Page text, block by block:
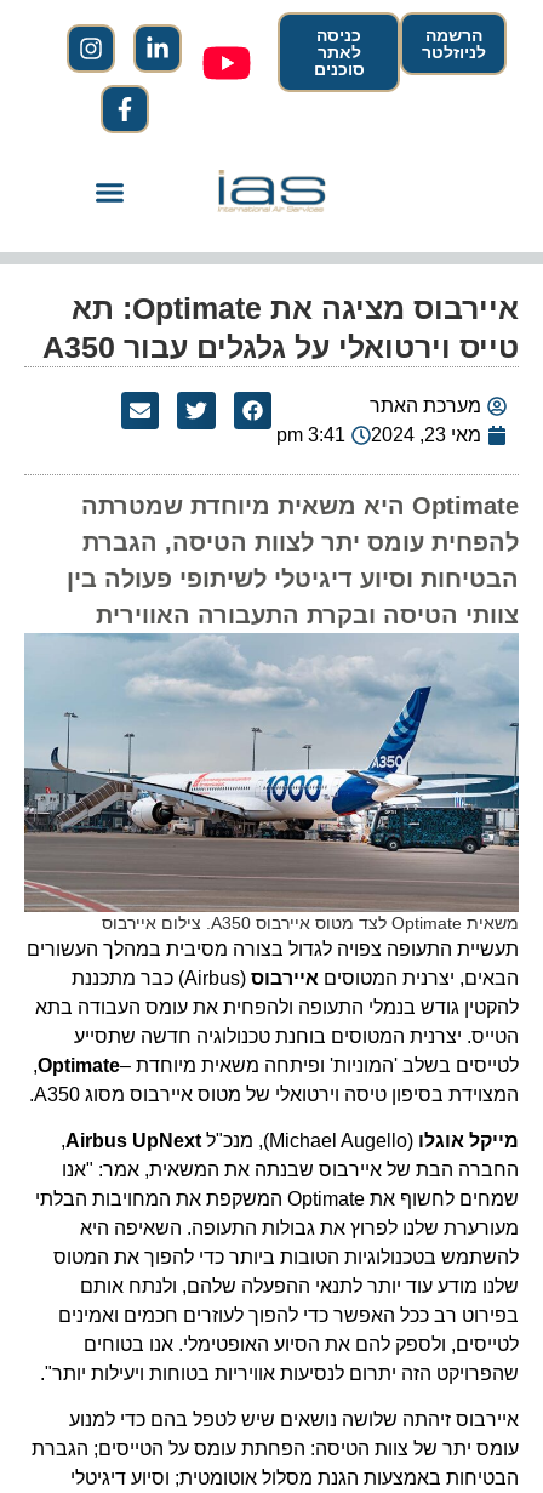
הרשמה
לניוזלטר
כניסה
לאתר
סוכנים
איירבוס מציגה את Optimate: תא
טייס וירטואלי על גלגלים עבור A350
מערכת האתר
מאי 23, 2024
3:41 pm
Optimate היא משאית מיוחדת שמטרתה
להפחית עומס יתר לצוות הטיסה, הגברת
הבטיחות וסיוע דיגיטלי לשיתופי פעולה בין
צוותי הטיסה ובקרת התעבורה האווירית
משאית Optimate לצד מטוס איירבוס A350. צילום איירבוס
תעשיית התעופה צפויה לגדול בצורה מסיבית במהלך העשורים
הבאים, יצרנית המטוסים איירבוס
(Airbus) כבר מתכננת
להקטין גודש בנמלי התעופה ולהפחית את עומס העבודה בתא
הטייס. יצרנית המטוסים בוחנת טכנולוגיה חדשה שתסייע
לטייסים בשלב 'המוניות' ופיתחה משאית מיוחדת –Optimate
,
המצוידת בסיפון טיסה וירטואלי של מטוס איירבוס מסוג A350.
מייקל אוגלו (Michael Augello), מנכ"ל Airbus UpNext
,
החברה הבת של איירבוס שבנתה את המשאית, אמר: "אנו
שמחים לחשוף את Optimate המשקפת את המחויבות הבלתי
מעורערת שלנו לפרוץ את גבולות התעופה. השאיפה היא
להשתמש בטכנולוגיות הטובות ביותר כדי להפוך את המטוס
שלנו מודע עוד יותר לתנאי ההפעלה שלהם, ולנתח אותם
בפירוט רב ככל האפשר כדי להפוך לעוזרים חכמים ואמינים
לטייסים, ולספק להם את הסיוע האופטימלי. אנו בטוחים
שהפרויקט הזה יתרום לנסיעות אוויריות בטוחות ויעילות יותר".
איירבוס זיהתה שלושה נושאים שיש לטפל בהם כדי למנוע
עומס יתר של צוות הטיסה: הפחתת עומס על הטייסים; הגברת
הבטיחות באמצעות הגנת מסלול אוטומטית; וסיוע דיגיטלי